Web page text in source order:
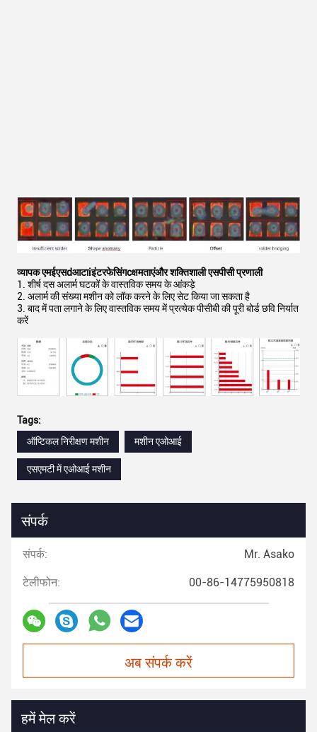
व्यापक एमईएसdआटाiइंटरफेसिंगcक्षमताएंऔर शक्तिशाली एसपीसी प्रणाली
1. शीर्ष दस अलार्म घटकों के वास्तविक समय के आंकड़े
2. अलार्म की संख्या मशीन को लॉक करने के लिए सेट किया जा सकता है
3. बाद में पता लगाने के लिए वास्तविक समय में प्रत्येक पीसीबी की पूरी बोर्ड छवि निर्यात
करें
Tags:
ऑप्टिकल निरीक्षण मशीन
मशीन एओआई
एसएमटी में एओआई मशीन
संपर्क
संपर्क: Mr. Asako
टेलीफोन: 00-86-14775950818
अब संपर्क करें
हमें मेल करें